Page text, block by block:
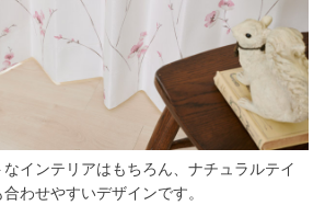
インテリアはもちろん、ナチュラルテイ
わせやすいデザインです。